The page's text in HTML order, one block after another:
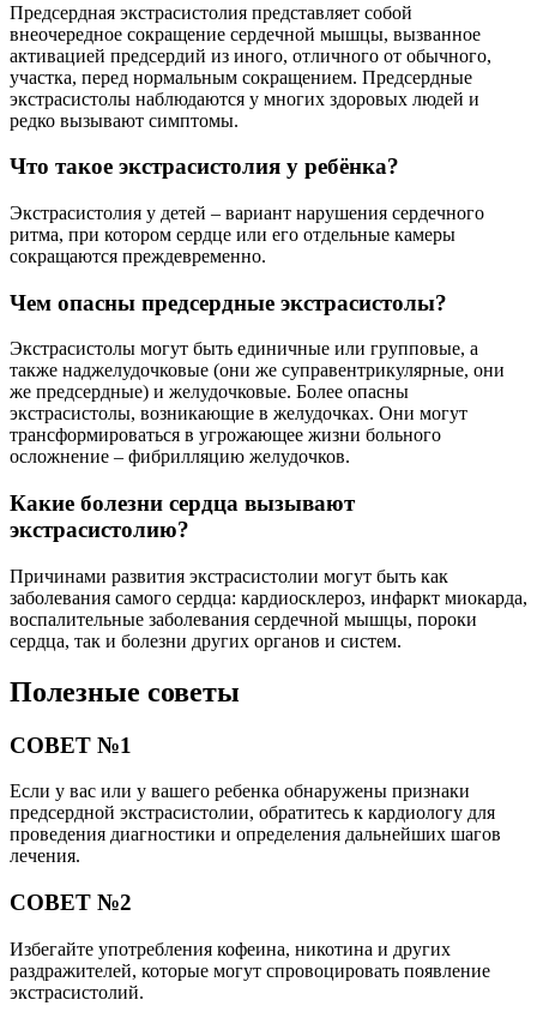
Предсердная экстрасистолия представляет собой
внеочередное сокращение сердечной мышцы, вызванное
активацией предсердий из иного, отличного от обычного,
участка, перед нормальным сокращением. Предсердные
экстрасистолы наблюдаются у многих здоровых людей и
редко вызывают симптомы.
Что такое экстрасистолия у ребёнка?
Экстрасистолия у детей – вариант нарушения сердечного
ритма, при котором сердце или его отдельные камеры
сокращаются преждевременно.
Чем опасны предсердные экстрасистолы?
Экстрасистолы могут быть единичные или групповые, а
также наджелудочковые (они же суправентрикулярные, они
же предсердные) и желудочковые. Более опасны
экстрасистолы, возникающие в желудочках. Они могут
трансформироваться в угрожающее жизни больного
осложнение – фибрилляцию желудочков.
Какие болезни сердца вызывают
экстрасистолию?
Причинами развития экстрасистолии могут быть как
заболевания самого сердца: кардиосклероз, инфаркт миокарда,
воспалительные заболевания сердечной мышцы, пороки
сердца, так и болезни других органов и систем.
Полезные советы
СОВЕТ №1
Если у вас или у вашего ребенка обнаружены признаки
предсердной экстрасистолии, обратитесь к кардиологу для
проведения диагностики и определения дальнейших шагов
лечения.
СОВЕТ №2
Избегайте употребления кофеина, никотина и других
раздражителей, которые могут спровоцировать появление
экстрасистолий.